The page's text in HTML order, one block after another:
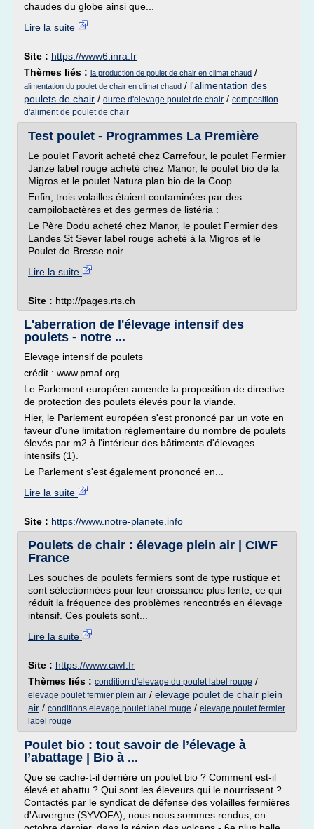
chaudes du globe ainsi que...
Lire la suite
Site : https://www6.inra.fr
Thèmes liés : la production de poulet de chair en climat chaud /
alimentation du poulet de chair en climat chaud / l'alimentation des
poulets de chair / duree d'elevage poulet de chair / composition
d'aliment de poulet de chair
Test poulet - Programmes La Première
Le poulet Favorit acheté chez Carrefour, le poulet Fermier
Janze label rouge acheté chez Manor, le poulet bio de la
Migros et le poulet Natura plan bio de la Coop.
Enfin, trois volailles étaient contaminées par des
campilobactères et des germes de listéria :
Le Père Dodu acheté chez Manor, le poulet Fermier des
Landes St Sever label rouge acheté à la Migros et le
Poulet de Bresse noir...
Lire la suite
Site : http://pages.rts.ch
L'aberration de l'élevage intensif des
poulets - notre ...
Elevage intensif de poulets
crédit : www.pmaf.org
Le Parlement européen amende la proposition de directive
de protection des poulets élevés pour la viande.
Hier, le Parlement européen s'est prononcé par un vote en
faveur d'une limitation réglementaire du nombre de poulets
élevés par m2 à l'intérieur des bâtiments d'élevages
intensifs (1).
Le Parlement s'est également prononcé en...
Lire la suite
Site : https://www.notre-planete.info
Poulets de chair : élevage plein air | CIWF
France
Les souches de poulets fermiers sont de type rustique et
sont sélectionnées pour leur croissance plus lente, ce qui
réduit la fréquence des problèmes rencontrés en élevage
intensif. Ces poulets sont...
Lire la suite
Site : https://www.ciwf.fr
Thèmes liés : condition d'elevage du poulet label rouge /
elevage poulet fermier plein air / elevage poulet de chair plein
air / conditions elevage poulet label rouge / elevage poulet fermier
label rouge
Poulet bio : tout savoir de l’élevage à
l’abattage | Bio à ...
Que se cache-t-il derrière un poulet bio ? Comment est-il
élevé et abattu ? Qui sont les éleveurs qui le nourrissent ?
Contactés par le syndicat de défense des volailles fermières
d'Auvergne (SYVOFA), nous nous sommes rendus, en